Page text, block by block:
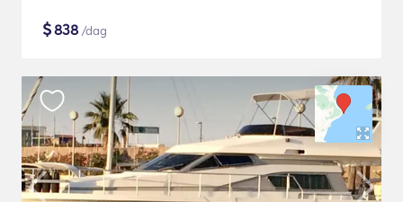
$838 /dag